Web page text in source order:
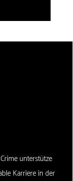
unterstütze
Karriere in der